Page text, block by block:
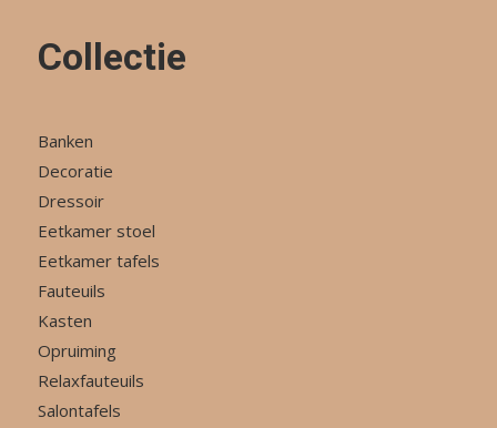
Collectie
Banken
Decoratie
Dressoir
Eetkamer stoel
Eetkamer tafels
Fauteuils
Kasten
Opruiming
Relaxfauteuils
Salontafels